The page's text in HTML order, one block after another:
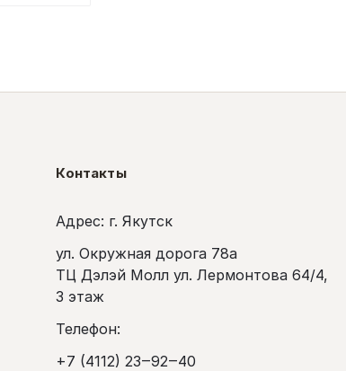
Контакты
Адрес: г. Якутск
ул. Окружная дорога 78а
ТЦ Дэлэй Молл ул. Лермонтова 64/4,
3 этаж
Телефон:
+7 (4112) 23‒92‒40